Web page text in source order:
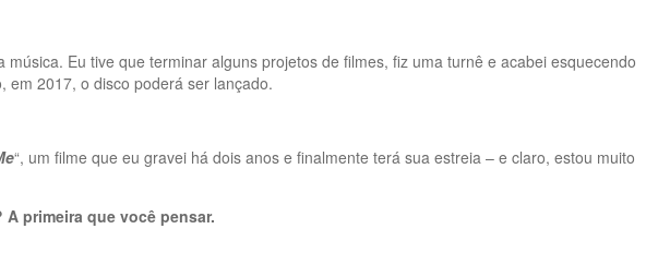
Eu tive que terminar alguns projetos de filmes, fiz uma turnê e acabei esquecendo
em 2017, o disco poderá ser lançado.
“, um filme que eu gravei há dois anos e finalmente terá sua estreia – e claro, estou muito
primeira que você pensar.